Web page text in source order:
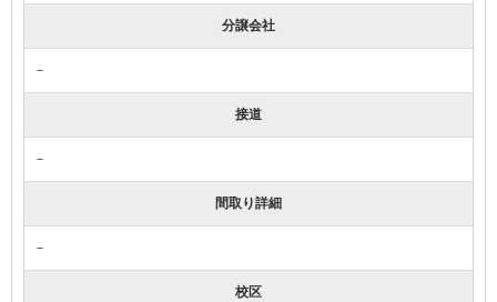
分譲会社
－
接道
－
間取り詳細
－
校区